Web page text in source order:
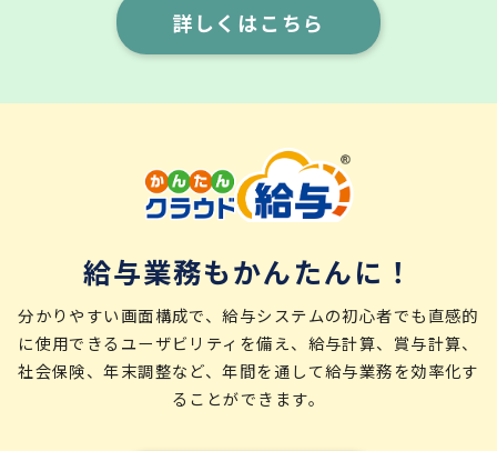
詳しくはこちら
給与業務もかんたんに！
分かりやすい画面構成で、給与システムの初心者でも直感的
に使用できるユーザビリティを備え、給与計算、賞与計算、
社会保険、年末調整など、年間を通して給与業務を効率化す
ることができます。